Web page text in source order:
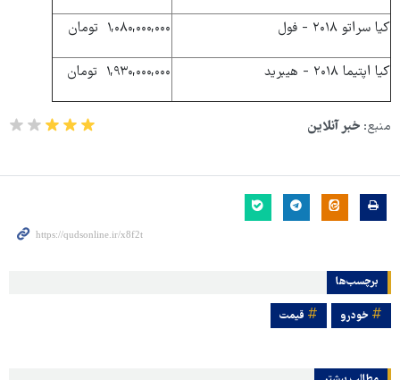
کیا سراتو ۲۰۱۸ - فول ۱,۰۸۰,۰۰۰,۰۰۰ تومان
کیا اپتیما ۲۰۱۸ - هیبرید ۱,۹۳۰,۰۰۰,۰۰۰ تومان
منبع: خبر آنلاین
برچسب‌ها
خودرو قیمت